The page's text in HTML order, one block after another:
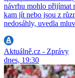
návrhu mohlo přijímat
kam jít nebo jsou z
nedosáhly, uvedla
Aktuálně.cz - Zprávy
dnes, 19:30